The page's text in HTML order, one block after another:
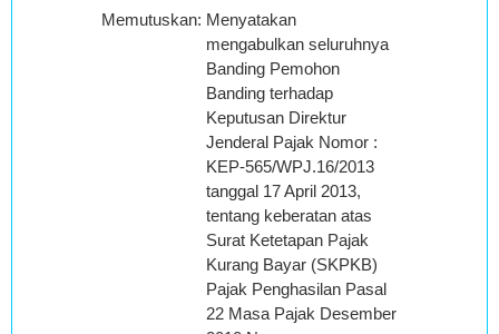
Memutuskan: Menyatakan
mengabulkan seluruhnya
Banding Pemohon
Banding terhadap
Keputusan Direktur
Jenderal Pajak Nomor :
KEP-565/WPJ.16/2013
tanggal 17 April 2013,
tentang keberatan atas
Surat Ketetapan Pajak
Kurang Bayar (SKPKB)
Pajak Penghasilan Pasal
22 Masa Pajak Desember